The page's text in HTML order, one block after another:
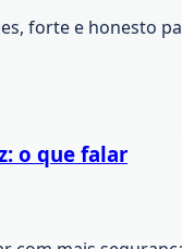
forte e honesto
o que falar